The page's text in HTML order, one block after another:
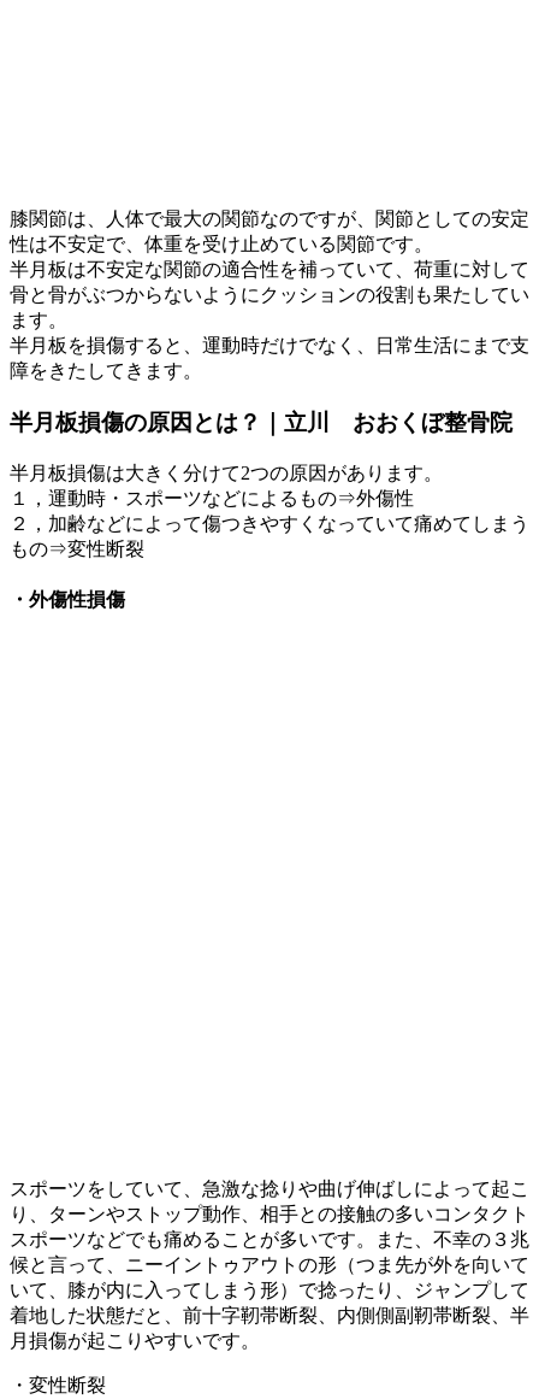
膝関節は、人体で最大の関節なのですが、関節としての安定
性は不安定で、体重を受け止めている関節です。
半月板は不安定な関節の適合性を補っていて、荷重に対して
骨と骨がぶつからないようにクッションの役割も果たしてい
ます。
半月板を損傷すると、運動時だけでなく、日常生活にまで支
障をきたしてきます。
半月板損傷の原因とは？｜立川 おおくぼ整骨院
半月板損傷は大きく分けて2つの原因があります。
１，運動時・スポーツなどによるもの⇒外傷性
２，加齢などによって傷つきやすくなっていて痛めてしまう
もの⇒変性断裂
・外傷性損傷
スポーツをしていて、急激な捻りや曲げ伸ばしによって起こ
り、ターンやストップ動作、相手との接触の多いコンタクト
スポーツなどでも痛めることが多いです。また、不幸の３兆
候と言って、ニーイントゥアウトの形（つま先が外を向いて
いて、膝が内に入ってしまう形）で捻ったり、ジャンプして
着地した状態だと、前十字靭帯断裂、内側側副靭帯断裂、半
月損傷が起こりやすいです。
・変性断裂